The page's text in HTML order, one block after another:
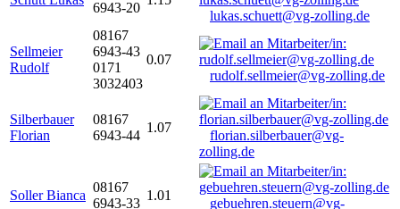
6943-20
lukas.schuett@vg-zolling.de
Sellmeier
Rudolf
08167
6943-43
0171
3032403
0.07
rudolf.sellmeier@vg-zolling.de
Silberbauer
Florian
08167
6943-44
1.07
florian.silberbauer@vg-
zolling.de
Soller Bianca
08167
6943-33
1.01
gebuehren.steuern@vg-